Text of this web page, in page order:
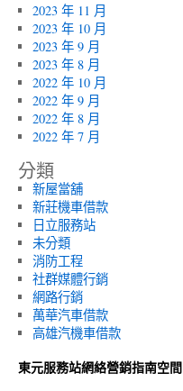
2023 年 11 月
2023 年 10 月
2023 年 9 月
2023 年 8 月
2022 年 10 月
2022 年 9 月
2022 年 8 月
2022 年 7 月
分類
新屋當舖
新莊機車借款
日立服務站
未分類
消防工程
社群媒體行銷
網路行銷
萬華汽車借款
高雄汽機車借款
東元服務站網絡營銷指南空間